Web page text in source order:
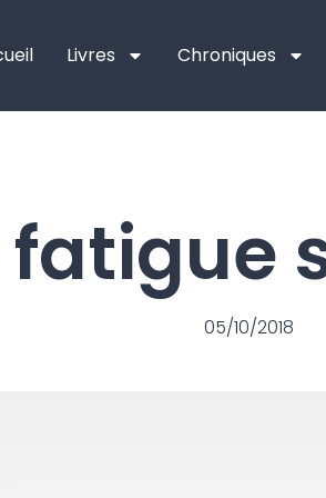
Livres Chroniques
05/10/2018